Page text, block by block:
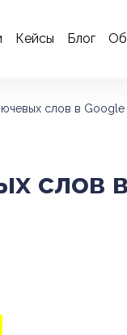
Кейсы Блог
слов в
слов